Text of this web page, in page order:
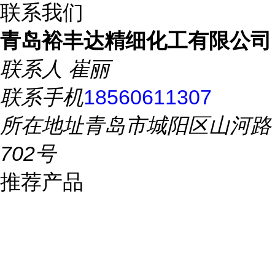
联系我们
青岛裕丰达精细化工有限公司
联系人 崔丽
联系手机18560611307
所在地址青岛市城阳区山河路
702号
推荐产品